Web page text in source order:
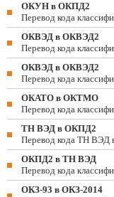
ОКУН в ОКПД2
Перевод кода
ОКВЭД в ОКВЭД2
Перевод кода
ОКВЭД в ОКВЭД2
Перевод кода
ОКАТО в ОКТМО
Перевод кода
ТН ВЭД в ОКПД2
Перевод кода ТН ВЭД
ОКПД2 в ТН ВЭД
Перевод кода
ОКЗ-93 в ОКЗ-2014